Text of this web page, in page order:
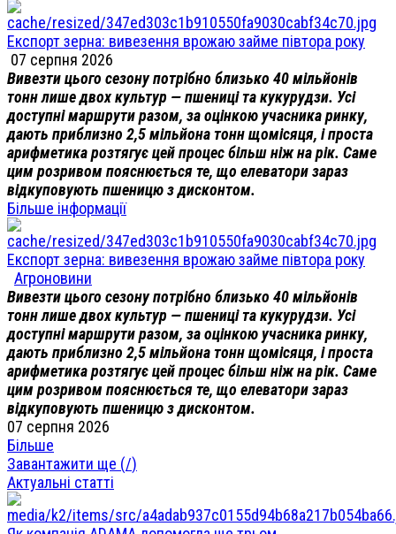
Експорт зерна: вивезення врожаю займе півтора року
07 серпня 2026
Вивезти цього сезону потрібно близько 40 мільйонів
тонн лише двох культур — пшениці та кукурудзи. Усі
доступні маршрути разом, за оцінкою учасника ринку,
дають приблизно 2,5 мільйона тонн щомісяця, і проста
арифметика розтягує цей процес більш ніж на рік. Саме
цим розривом пояснюється те, що елеватори зараз
відкуповують пшеницю з дисконтом.
Більше інформації
Експорт зерна: вивезення врожаю займе півтора року
Агроновини
Вивезти цього сезону потрібно близько 40 мільйонів
тонн лише двох культур — пшениці та кукурудзи. Усі
доступні маршрути разом, за оцінкою учасника ринку,
дають приблизно 2,5 мільйона тонн щомісяця, і проста
арифметика розтягує цей процес більш ніж на рік. Саме
цим розривом пояснюється те, що елеватори зараз
відкуповують пшеницю з дисконтом.
07 серпня 2026
Більше
Завантажити ще (/)
Актуальні статті